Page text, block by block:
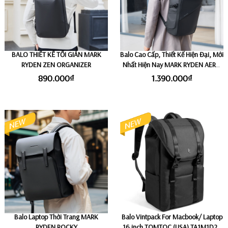
BALO THIẾT KẾ TỐI GIẢN MARK
RYDEN ZEN ORGANIZER
890.000₫
Balo Cao Cấp, Thiết Kế Hiện Đại, Mới
Nhất Hiện Nay MARK RYDEN AERO
SHIELD
1.390.000₫
Balo Laptop Thời Trang MARK
Balo Vintpack For Macbook/ Laptop